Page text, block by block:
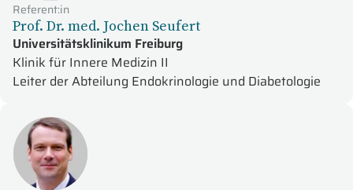
Referent:in
Prof. Dr. med. Jochen Seufert
Universitätsklinikum Freiburg
Klinik für Innere Medizin II
Leiter der Abteilung Endokrinologie und Diabetologie